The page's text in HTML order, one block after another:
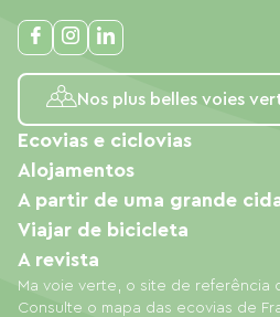
Nos plus belles voies
Ma voie verte, o site de referência
Consulte o mapa das ecovias de
Ecovias e ciclovias
Alojamentos
A partir de uma grande
Viajar de bicicleta
A revista